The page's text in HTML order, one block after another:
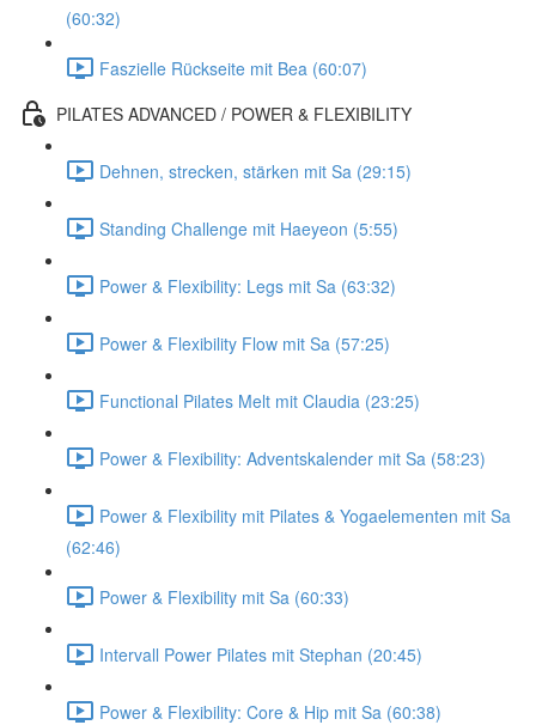
(60:32)
Faszielle Rückseite mit Bea (60:07)
PILATES ADVANCED / POWER & FLEXIBILITY
Dehnen, strecken, stärken mit Sa (29:15)
Standing Challenge mit Haeyeon (5:55)
Power & Flexibility: Legs mit Sa (63:32)
Power & Flexibility Flow mit Sa (57:25)
Functional Pilates Melt mit Claudia (23:25)
Power & Flexibility: Adventskalender mit Sa (58:23)
Power & Flexibility mit Pilates & Yogaelementen mit Sa
(62:46)
Power & Flexibility mit Sa (60:33)
Intervall Power Pilates mit Stephan (20:45)
Power & Flexibility: Core & Hip mit Sa (60:38)